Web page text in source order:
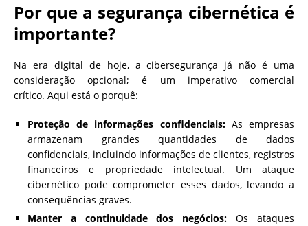
Por que a segurança cibernética é
importante?
Na era digital de hoje, a cibersegurança já não é uma
consideração opcional; é um imperativo comercial
crítico. Aqui está o porquê:
Proteção de informações confidenciais:As empresas
armazenam grandes quantidades de dados
confidenciais, incluindo informações de clientes, registros
financeiros e propriedade intelectual. Um ataque
cibernético pode comprometer esses dados, levando a
consequências graves.
Manter a continuidade dos negócios: Os ataques